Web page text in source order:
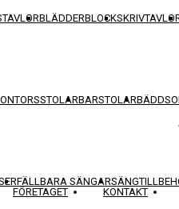
BLÄDDERBLOCK
BARSTOLAR
FÄLLBARA SÄNGAR
FÖRETAGET KONTAKT